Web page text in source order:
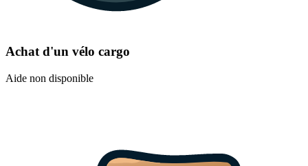
Achat d'un vélo cargo
Aide non disponible